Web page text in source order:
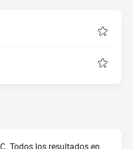
Todos los resultados en